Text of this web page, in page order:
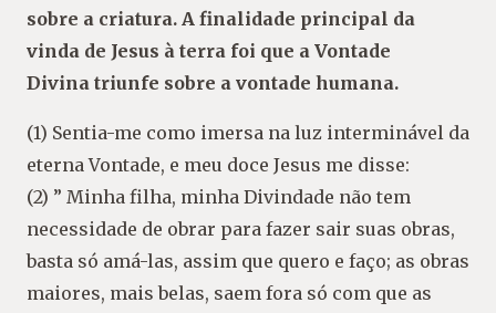
sobre a criatura. A finalidade principal da
vinda de Jesus à terra foi que a Vontade
Divina triunfe sobre a vontade humana.
(1) Sentia-me como imersa na luz interminável da
eterna Vontade, e meu doce Jesus me disse:
(2) ” Minha filha, minha Divindade não tem
necessidade de obrar para fazer sair suas obras,
basta só amá-las, assim que quero e faço; as obras
maiores, mais belas, saem fora só com que as